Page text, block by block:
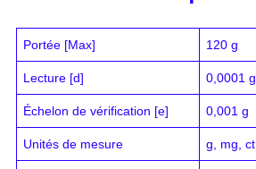
Portée [Max] 120 g
Lecture [d] 0,0001 g
Échelon de vérification [e] 0,001 g
Unités de mesure g, mg, ct